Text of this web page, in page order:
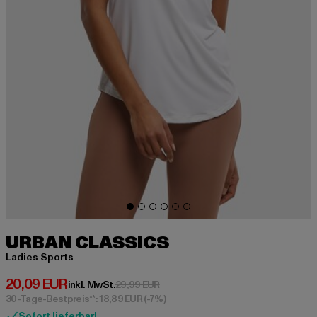
URBAN CLASSICS
Ladies Sports
20,09 EUR
Derzeitiger Preis: 20,09 EUR
inkl. MwSt.29,99 EURAktionspreis: 29,99 EUR
30-Tage-Bestpreis**: 18,89 EUR(-7%)